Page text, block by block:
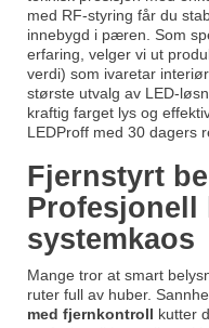
med RF-styring får du
innebygd i pæren. Som
erfaring, velger vi ut
verdi) som ivaretar
største utvalg av LED-
kraftig farget lys og
LEDProff med 30 dagers
Fjernstyrt
Profesjonell
systemkaos
Mange tror at smart
ruter full av huber.
med fjernkontroll kutter